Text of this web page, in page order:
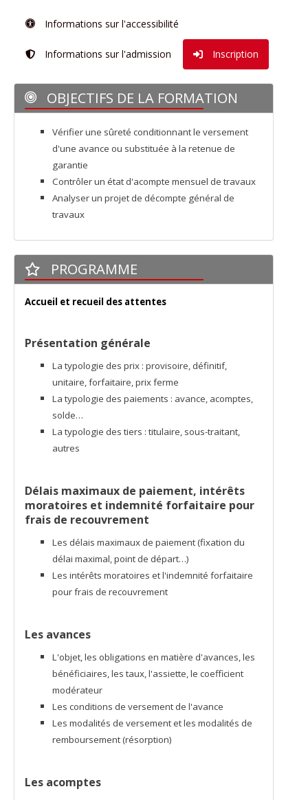
Informations sur l'accessibilité
Informations sur l'admission Inscription
OBJECTIFS DE LA FORMATION
Vérifier une sûreté conditionnant le versement
d'une avance ou substituée à la retenue de
garantie
Contrôler un état d'acompte mensuel de travaux
Analyser un projet de décompte général de
travaux
PROGRAMME
Accueil et recueil des attentes
Présentation générale
La typologie des prix : provisoire, définitif,
unitaire, forfaitaire, prix ferme
La typologie des paiements : avance, acomptes,
solde…
La typologie des tiers : titulaire, sous-traitant,
autres
Délais maximaux de paiement, intérêts
moratoires et indemnité forfaitaire pour
frais de recouvrement
Les délais maximaux de paiement (fixation du
délai maximal, point de départ…)
Les intérêts moratoires et l'indemnité forfaitaire
pour frais de recouvrement
Les avances
L'objet, les obligations en matière d'avances, les
bénéficiaires, les taux, l'assiette, le coefficient
modérateur
Les conditions de versement de l'avance
Les modalités de versement et les modalités de
remboursement (résorption)
Les acomptes